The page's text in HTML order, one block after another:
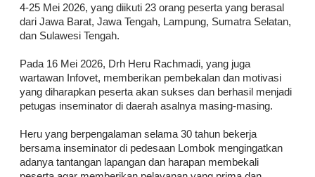
4-25 Mei 2026, yang diikuti 23 orang peserta yang berasal
dari Jawa Barat, Jawa Tengah, Lampung, Sumatra Selatan,
dan Sulawesi Tengah.
Pada 16 Mei 2026, Drh Heru Rachmadi, yang juga
wartawan Infovet, memberikan pembekalan dan motivasi
yang diharapkan peserta akan sukses dan berhasil menjadi
petugas inseminator di daerah asalnya masing-masing.
Heru yang berpengalaman selama 30 tahun bekerja
bersama inseminator di pedesaan Lombok mengingatkan
adanya tantangan lapangan dan harapan membekali